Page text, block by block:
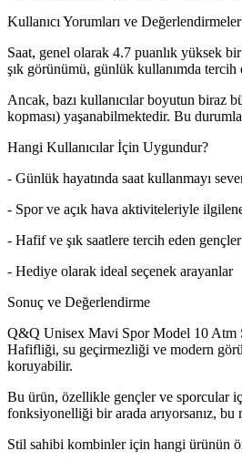
Kullanıcı Yorumları ve Değerlendirmeler
Saat, genel olarak 4.7 puanlık yüksek
şık görünümü, günlük kullanımda tercih
Ancak, bazı kullanıcılar boyutun biraz
kopması) yaşanabilmektedir. Bu
Hangi Kullanıcılar İçin Uygundur?
- Günlük hayatında saat kullanmayı
- Spor ve açık hava aktiviteleriyle
- Hafif ve şık saatlere tercih eden
- Hediye olarak ideal seçenek arayanlar
Sonuç ve Değerlendirme
Q&Q Unisex Mavi Spor Model 10 Atm
Hafifliği, su geçirmezliği ve modern
koruyabilir.
Bu ürün, özellikle gençler ve sporcular
fonksiyonelliği bir arada arıyorsanız,
Stil sahibi kombinler için hangi ürünün